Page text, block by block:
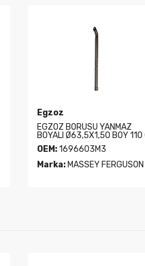
Egzoz
EGZOZ BORUSU YANMAZ
BOYALI Ø63,5X1,50 BOY 110
OEM:1696603M3
Marka:MASSEY FERGUSON